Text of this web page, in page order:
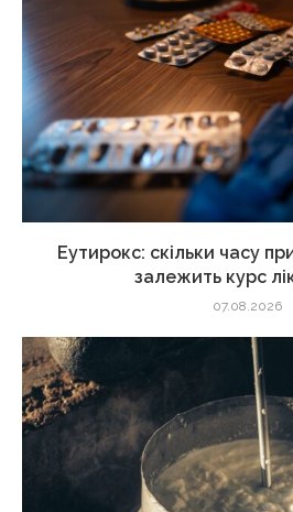
Еутирокс: скільки часу
залежить курс
07.08.2026